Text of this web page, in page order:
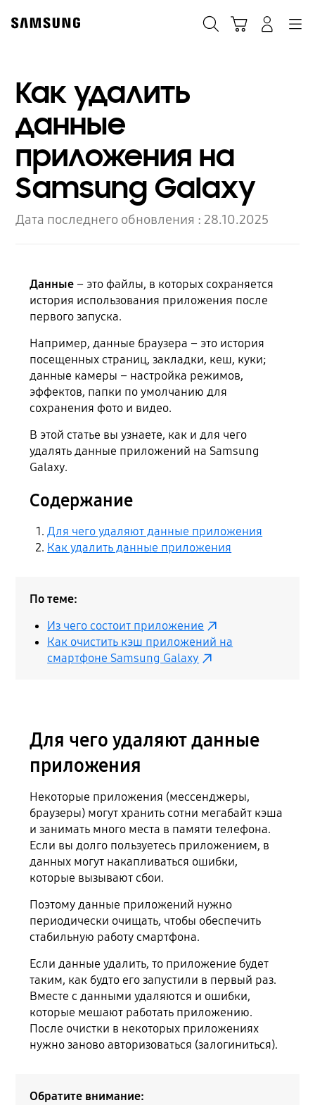
content
Как удалить
данные
приложения на
Samsung Galaxy
Дата последнего обновления :28.10.2025
Данные – это файлы, в которых сохраняется
история использования приложения после
первого запуска.
Например, данные браузера – это история
посещенных страниц, закладки, кеш, куки;
данные камеры – настройка режимов,
эффектов, папки по умолчанию для
сохранения фото и видео.
В этой статье вы узнаете, как и для чего
удалять данные приложений на Samsung
Galaxy.
Содержание
Для чего удаляют данные приложения
Как удалить данные приложения
По теме:
Из чего состоит приложение
Как очистить кэш приложений на
смартфоне Samsung Galaxy
Для чего удаляют данные
приложения
Некоторые приложения (мессенджеры,
браузеры) могут хранить сотни мегабайт кэша
и занимать много места в памяти телефона.
Если вы долго пользуетесь приложением, в
данных могут накапливаться ошибки,
которые вызывают сбои.
Поэтому данные приложений нужно
периодически очищать, чтобы обеспечить
стабильную работу смартфона.
Если данные удалить, то приложение будет
таким, как будто его запустили в первый раз.
Вместе с данными удаляются и ошибки,
которые мешают работать приложению.
После очистки в некоторых приложениях
нужно заново авторизоваться (залогиниться).
Обратите внимание: